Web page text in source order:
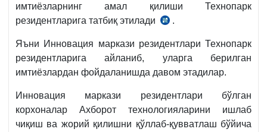
имтиёзларнинг амал қилиши Технопарк
резидентларига татбиқ этилади
10.01.2019
ВМҚ
17-
.
Яъни Инновация маркази резидентлари Технопарк
резидентларига айланиб, уларга берилган
имтиёзлардан фойдаланишда давом этадилар.
Инновация маркази резидентлари бўлган
корхоналар Ахборот технологияларини ишлаб
чиқиш ва жорий қилишни қўллаб-қувватлаш бўйича